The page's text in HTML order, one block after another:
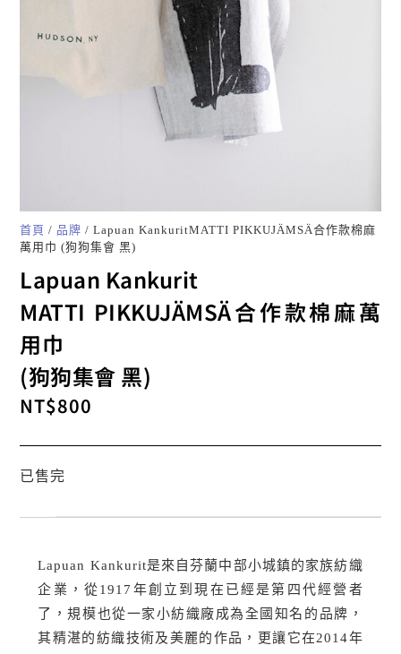
首頁 / 品牌 / Lapuan KankuritMATTI PIKKUJÄMSÄ合作款棉麻
萬用巾 (狗狗集會 黑)
Lapuan Kankurit
MATTI PIKKUJÄMSÄ合作款棉麻萬
用巾
(狗狗集會 黑)
NT$800
已售完
Lapuan Kankurit是來自芬蘭中部小城鎮的家族紡織
企業，從1917年創立到現在已經是第四代經營者
了，規模也從一家小紡織廠成為全國知名的品牌，
其精湛的紡織技術及美麗的作品，更讓它在2014年